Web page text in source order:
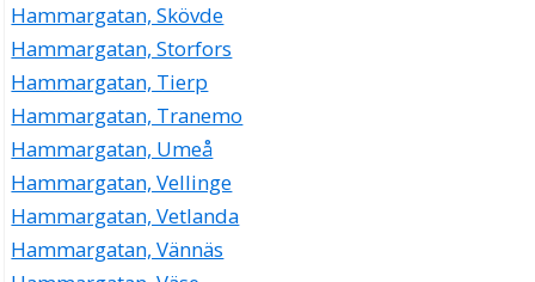
Hammargatan, Skövde
Hammargatan, Storfors
Hammargatan, Tierp
Hammargatan, Tranemo
Hammargatan, Umeå
Hammargatan, Vellinge
Hammargatan, Vetlanda
Hammargatan, Vännäs